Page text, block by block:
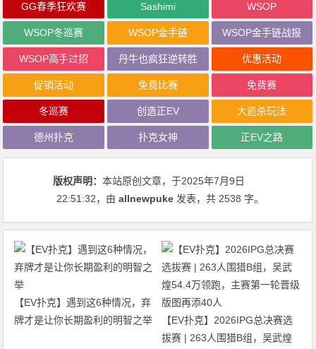
GG春季狂欢赛 Sashimi WSOP
WSOP冬巡赛 WSOP金手链 WSOP金手链战报
WSOP高手过招 丹牛也疯狂逆转胜 优惠活动
促销活动 免费比赛 免费赛
冬巡赛 创造正EV 大逃杀玩法
德州扑克 扑克女神 正EV之路
版权声明：本站原创文章，于2025年7月9日
22:51:32，由allnewpuke 发表，共 2538 字。
【EV扑克】遇到这6种情况，弃
牌才是让你长期盈利的明智之举
【EV扑克】2026IPG总决赛选
拔赛 | 263人围猎B组，吴武煌